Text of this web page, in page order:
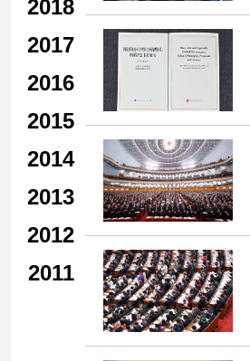
2018
2017
2016
2015
2014
2013
2012
2011